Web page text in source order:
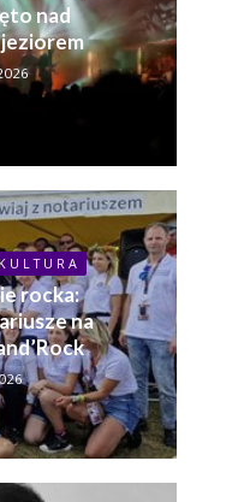
nad
K U L T U R A
rocka:
na